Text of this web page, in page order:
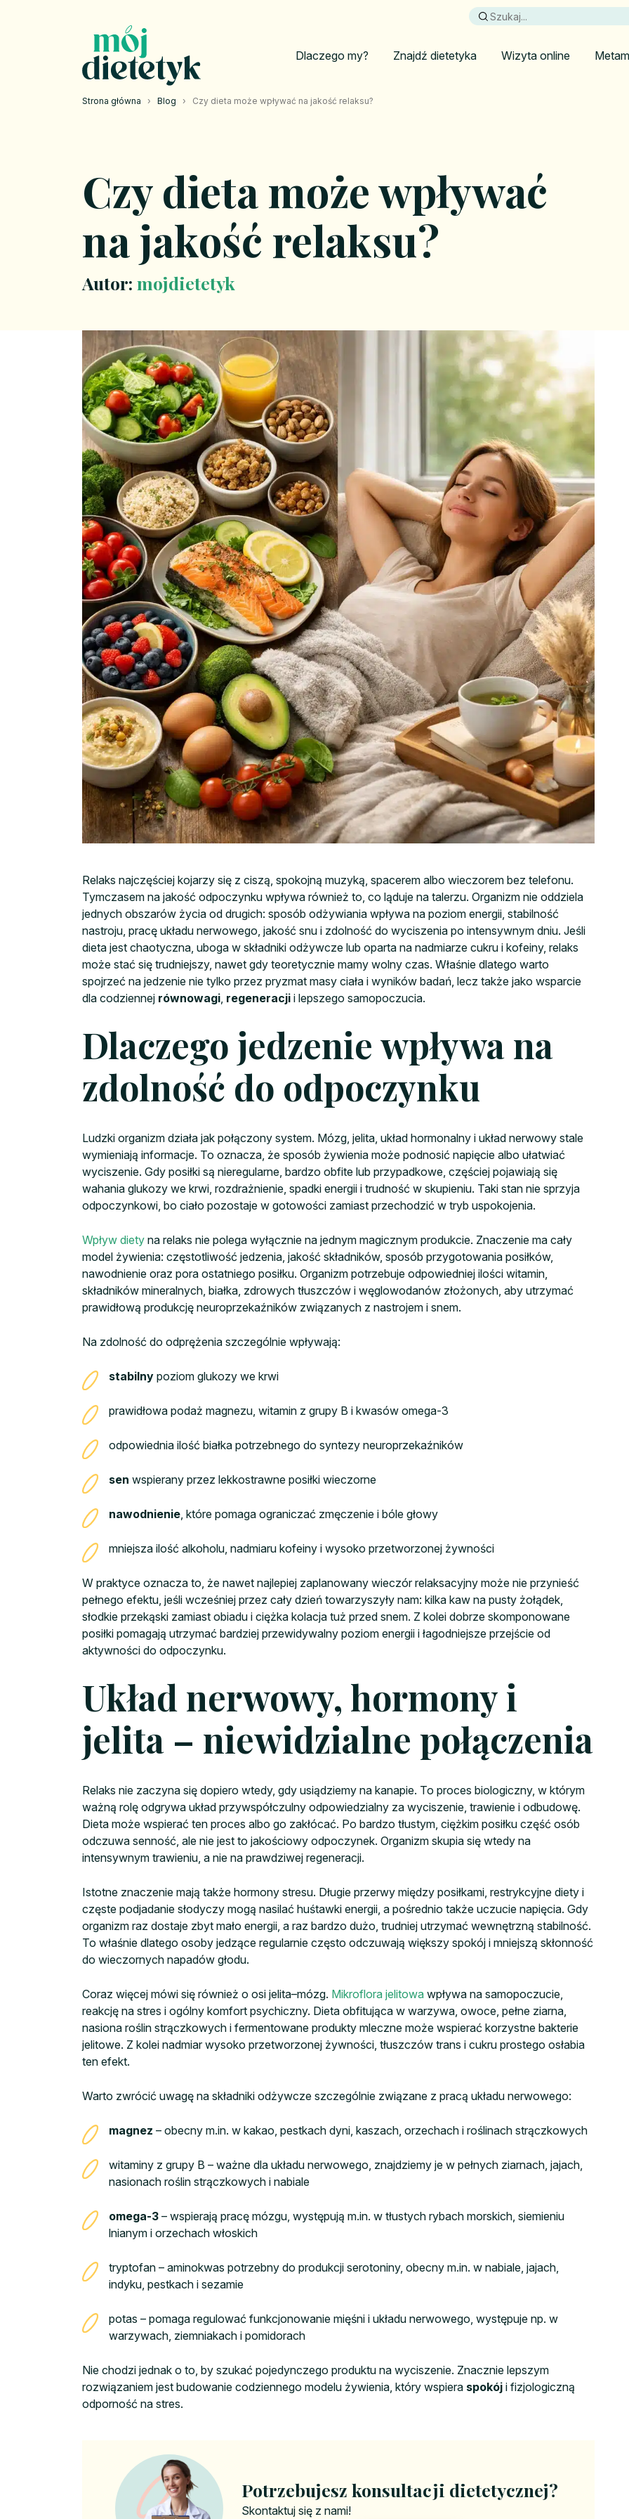
Dlaczego my? Znajdź dietetyka Wizyta online
Strona główna › Blog › Czy dieta może wpływać na jakość relaksu?
Czy dieta może wpływać
na jakość relaksu?
Autor: mojdietetyk
Relaks najczęściej kojarzy się z ciszą, spokojną muzyką, spacerem albo wieczorem bez telefonu.
Tymczasem na jakość odpoczynku wpływa również to, co ląduje na talerzu. Organizm nie oddziela
jednych obszarów życia od drugich: sposób odżywiania wpływa na poziom energii, stabilność
nastroju, pracę układu nerwowego, jakość snu i zdolność do wyciszenia po intensywnym dniu. Jeśli
dieta jest chaotyczna, uboga w składniki odżywcze lub oparta na nadmiarze cukru i kofeiny, relaks
może stać się trudniejszy, nawet gdy teoretycznie mamy wolny czas. Właśnie dlatego warto
spojrzeć na jedzenie nie tylko przez pryzmat masy ciała i wyników badań, lecz także jako wsparcie
dla codziennej równowagi, regeneracji i lepszego samopoczucia.
Dlaczego jedzenie wpływa na
zdolność do odpoczynku
Ludzki organizm działa jak połączony system. Mózg, jelita, układ hormonalny i układ nerwowy stale
wymieniają informacje. To oznacza, że sposób żywienia może podnosić napięcie albo ułatwiać
wyciszenie. Gdy posiłki są nieregularne, bardzo obfite lub przypadkowe, częściej pojawiają się
wahania glukozy we krwi, rozdrażnienie, spadki energii i trudność w skupieniu. Taki stan nie sprzyja
odpoczynkowi, bo ciało pozostaje w gotowości zamiast przechodzić w tryb uspokojenia.
Wpływ diety na relaks nie polega wyłącznie na jednym magicznym produkcie. Znaczenie ma cały
model żywienia: częstotliwość jedzenia, jakość składników, sposób przygotowania posiłków,
nawodnienie oraz pora ostatniego posiłku. Organizm potrzebuje odpowiedniej ilości witamin,
składników mineralnych, białka, zdrowych tłuszczów i węglowodanów złożonych, aby utrzymać
prawidłową produkcję neuroprzekaźników związanych z nastrojem i snem.
Na zdolność do odprężenia szczególnie wpływają:
stabilny poziom glukozy we krwi
prawidłowa podaż magnezu, witamin z grupy B i kwasów omega-3
odpowiednia ilość białka potrzebnego do syntezy neuroprzekaźników
sen wspierany przez lekkostrawne posiłki wieczorne
nawodnienie, które pomaga ograniczać zmęczenie i bóle głowy
mniejsza ilość alkoholu, nadmiaru kofeiny i wysoko przetworzonej żywności
W praktyce oznacza to, że nawet najlepiej zaplanowany wieczór relaksacyjny może nie przynieść
pełnego efektu, jeśli wcześniej przez cały dzień towarzyszyły nam: kilka kaw na pusty żołądek,
słodkie przekąski zamiast obiadu i ciężka kolacja tuż przed snem. Z kolei dobrze skomponowane
posiłki pomagają utrzymać bardziej przewidywalny poziom energii i łagodniejsze przejście od
aktywności do odpoczynku.
Układ nerwowy, hormony i
jelita – niewidzialne połączenia
Relaks nie zaczyna się dopiero wtedy, gdy usiądziemy na kanapie. To proces biologiczny, w którym
ważną rolę odgrywa układ przywspółczulny odpowiedzialny za wyciszenie, trawienie i odbudowę.
Dieta może wspierać ten proces albo go zakłócać. Po bardzo tłustym, ciężkim posiłku część osób
odczuwa senność, ale nie jest to jakościowy odpoczynek. Organizm skupia się wtedy na
intensywnym trawieniu, a nie na prawdziwej regeneracji.
Istotne znaczenie mają także hormony stresu. Długie przerwy między posiłkami, restrykcyjne diety i
częste podjadanie słodyczy mogą nasilać huśtawki energii, a pośrednio także uczucie napięcia. Gdy
organizm raz dostaje zbyt mało energii, a raz bardzo dużo, trudniej utrzymać wewnętrzną stabilność.
To właśnie dlatego osoby jedzące regularnie często odczuwają większy spokój i mniejszą skłonność
do wieczornych napadów głodu.
Coraz więcej mówi się również o osi jelita–mózg. Mikroflora jelitowa wpływa na samopoczucie,
reakcję na stres i ogólny komfort psychiczny. Dieta obfitująca w warzywa, owoce, pełne ziarna,
nasiona roślin strączkowych i fermentowane produkty mleczne może wspierać korzystne bakterie
jelitowe. Z kolei nadmiar wysoko przetworzonej żywności, tłuszczów trans i cukru prostego osłabia
ten efekt.
Warto zwrócić uwagę na składniki odżywcze szczególnie związane z pracą układu nerwowego:
magnez – obecny m.in. w kakao, pestkach dyni, kaszach, orzechach i roślinach strączkowych
witaminy z grupy B – ważne dla układu nerwowego, znajdziemy je w pełnych ziarnach, jajach,
nasionach roślin strączkowych i nabiale
omega-3 – wspierają pracę mózgu, występują m.in. w tłustych rybach morskich, siemieniu
lnianym i orzechach włoskich
tryptofan – aminokwas potrzebny do produkcji serotoniny, obecny m.in. w nabiale, jajach,
indyku, pestkach i sezamie
potas – pomaga regulować funkcjonowanie mięśni i układu nerwowego, występuje np. w
warzywach, ziemniakach i pomidorach
Nie chodzi jednak o to, by szukać pojedynczego produktu na wyciszenie. Znacznie lepszym
rozwiązaniem jest budowanie codziennego modelu żywienia, który wspiera spokój i fizjologiczną
odporność na stres.
Potrzebujesz konsultacji dietetycznej?
Skontaktuj się z nami!